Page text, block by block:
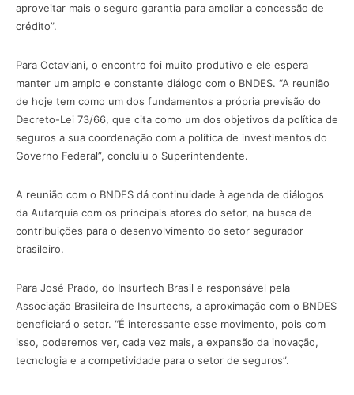
aproveitar mais o seguro garantia para ampliar a concessão de
crédito”.
Para Octaviani, o encontro foi muito produtivo e ele espera
manter um amplo e constante diálogo com o BNDES. “A reunião
de hoje tem como um dos fundamentos a própria previsão do
Decreto-Lei 73/66, que cita como um dos objetivos da política de
seguros a sua coordenação com a política de investimentos do
Governo Federal”, concluiu o Superintendente.
A reunião com o BNDES dá continuidade à agenda de diálogos
da Autarquia com os principais atores do setor, na busca de
contribuições para o desenvolvimento do setor segurador
brasileiro.
Para José Prado, do Insurtech Brasil e responsável pela
Associação Brasileira de Insurtechs, a aproximação com o BNDES
beneficiará o setor. “É interessante esse movimento, pois com
isso, poderemos ver, cada vez mais, a expansão da inovação,
tecnologia e a competividade para o setor de seguros”.